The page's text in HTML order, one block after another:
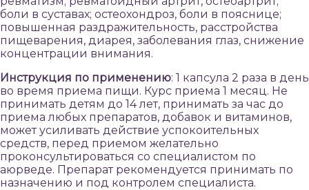
боли в суставах; остеохондроз, боли в пояснице;
повышенная раздражительность, расстройства
пищеварения, диарея, заболевания глаз, снижение
концентрации внимания.
Инструкция по применению: 1 капсула 2 раза в день
во время приема пищи. Курс приема 1 месяц. Не
принимать детям до 14 лет, принимать за час до
приема любых препаратов, добавок и витаминов,
может усиливать действие успокоительных
средств, перед приемом желательно
проконсультироваться со специалистом по
аюрведе. Препарат рекомендуется принимать по
назначению и под контролем специалиста.